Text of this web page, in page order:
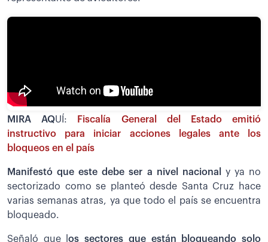
MIRA AQUÍ:
Fiscalía General del Estado emitió
instructivo para iniciar acciones legales ante los
bloqueos en el país
Manifestó que este debe ser a nivel nacional y ya no
sectorizado como se planteó desde Santa Cruz hace
varias semanas atras, ya que todo el país se encuentra
bloqueado.
Señaló que los sectores que están bloqueando solo